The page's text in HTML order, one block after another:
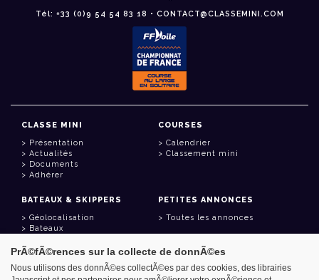
Tél: +33 (0)9 54 54 83 18 • CONTACT@CLASSEMINI.COM
CLASSE MINI
Présentation
Actualités
Documents
Adhérer
COURSES
Calendrier
Classement mini
BATEAUX & SKIPPERS
Géolocalisation
Bateaux
PETITES ANNONCES
Toutes les annonces
LIENS UTILES
PrÃ©fÃ©rences sur la collecte de donnÃ©es
Nous utilisons des donnÃ©es collectÃ©es par des cookies, des librairies